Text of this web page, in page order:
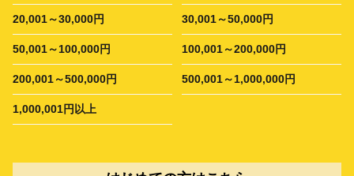
20,001～30,000円 30,001～50,000円
50,001～100,000円 100,001～200,000円
200,001～500,000円 500,001～1,000,000円
1,000,001円以上